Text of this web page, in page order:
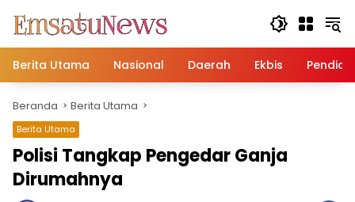
konten
Berita Utama
Nasional Daerah Ekbis
Beranda Berita Utama
Berita Utama
Polisi Tangkap Pengedar Ganja
Dirumahnya